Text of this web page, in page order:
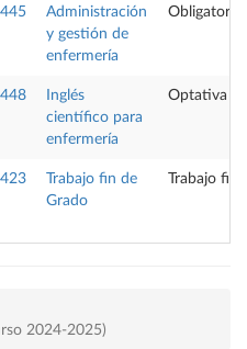
Administración
y gestión de
enfermería
Obligatoria
Inglés
científico para
enfermería
Optativa
Trabajo fin de
Grado
Trabajo fin
2024-2025)